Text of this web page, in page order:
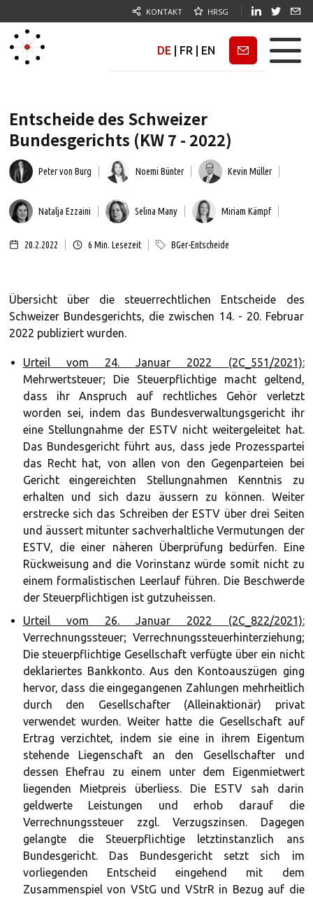
KONTAKT HRSG
DE FR EN Newsletter
Entscheide des Schweizer
Bundesgerichts (KW 7 - 2022)
Peter von Burg Noemi Bünter Kevin Müller
Natalja Ezzaini Selina Many Miriam Kämpf
20.2.2022 6 Min. Lesezeit BGer-Entscheide
Übersicht über die steuerrechtlichen Entscheide des
Schweizer Bundesgerichts, die zwischen 14. - 20. Februar
2022 publiziert wurden.
Urteil vom 24. Januar 2022 (2C_551/2021):
Mehrwertsteuer; Die Steuerpflichtige macht geltend,
dass ihr Anspruch auf rechtliches Gehör verletzt
worden sei, indem das Bundesverwaltungsgericht ihr
eine Stellungnahme der ESTV nicht weitergeleitet hat.
Das Bundesgericht führt aus, dass jede Prozesspartei
das Recht hat, von allen von den Gegenparteien bei
Gericht eingereichten Stellungnahmen Kenntnis zu
erhalten und sich dazu äussern zu können. Weiter
erstrecke sich das Schreiben der ESTV über drei Seiten
und äussert mitunter sachverhaltliche Vermutungen der
ESTV, die einer näheren Überprüfung bedürfen. Eine
Rückweisung and die Vorinstanz würde somit nicht zu
einem formalistischen Leerlauf führen. Die Beschwerde
der Steuerpflichtigen ist gutzuheissen.
Urteil vom 26. Januar 2022 (2C_822/2021):
Verrechnungssteuer; Verrechnungssteuerhinterziehung;
Die steuerpflichtige Gesellschaft verfügte über ein nicht
deklariertes Bankkonto. Aus den Kontoauszügen ging
hervor, dass die eingegangenen Zahlungen mehrheitlich
durch den Gesellschafter (Alleinaktionär) privat
verwendet wurden. Weiter hatte die Gesellschaft auf
Ertrag verzichtet, indem sie eine in ihrem Eigentum
stehende Liegenschaft an den Gesellschafter und
dessen Ehefrau zu einem unter dem Eigenmietwert
liegenden Mietpreis überliess. Die ESTV sah darin
geldwerte Leistungen und erhob darauf die
Verrechnungssteuer zzgl. Verzugszinsen. Dagegen
gelangte die Steuerpflichtige letztinstanzlich ans
Bundesgericht. Das Bundesgericht setzt sich im
vorliegenden Entscheid eingehend mit dem
Zusammenspiel von VStG und VStrR in Bezug auf die